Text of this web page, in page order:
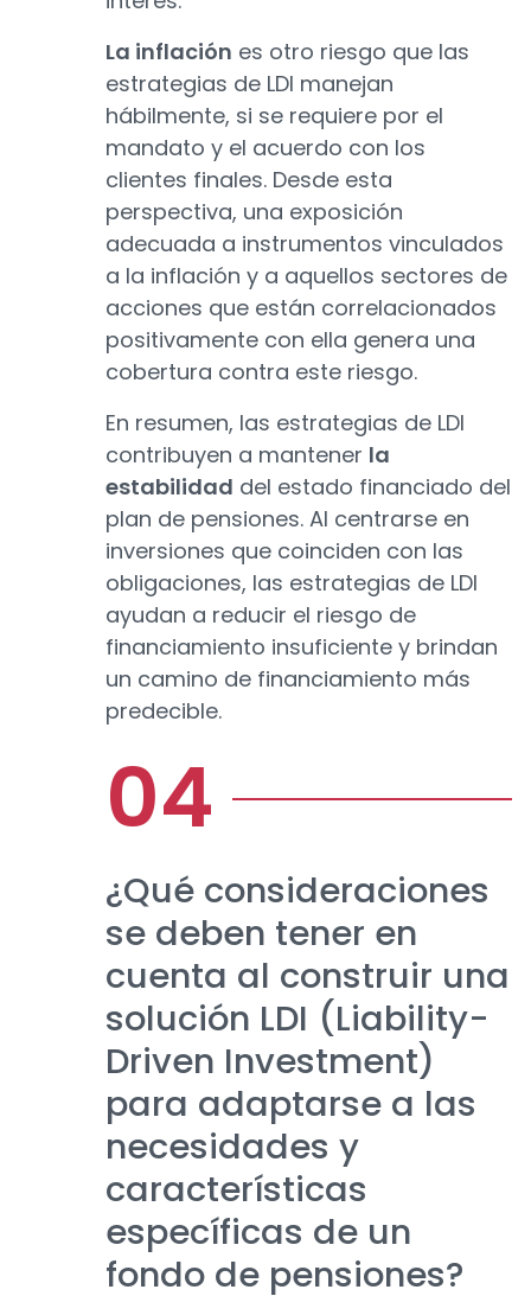
La inflación es otro riesgo que las
estrategias de LDI manejan
hábilmente, si se requiere por el
mandato y el acuerdo con los
clientes finales. Desde esta
perspectiva, una exposición
adecuada a instrumentos vinculados
a la inflación y a aquellos sectores de
acciones que están correlacionados
positivamente con ella genera una
cobertura contra este riesgo.
En resumen, las estrategias de LDI
contribuyen a mantener la
estabilidad del estado financiado del
plan de pensiones. Al centrarse en
inversiones que coinciden con las
obligaciones, las estrategias de LDI
ayudan a reducir el riesgo de
financiamiento insuficiente y brindan
un camino de financiamiento más
predecible.
¿Qué consideraciones
se deben tener en
cuenta al construir una
solución LDI (Liability-
Driven Investment)
para adaptarse a las
necesidades y
características
específicas de un
fondo de pensiones?